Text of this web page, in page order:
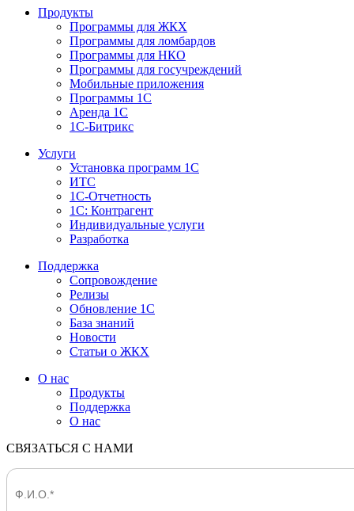
Продукты
Программы для ЖКХ
Программы для ломбардов
Программы для НКО
Программы для госучреждений
Мобильные приложения
Программы 1С
Аренда 1С
1С-Битрикс
Услуги
Установка программ 1С
ИТС
1С-Отчетность
1С: Контрагент
Индивидуальные услуги
Разработка
Поддержка
Сопровождение
Релизы
Обновление 1С
База знаний
Новости
Статьи о ЖКХ
О нас
Продукты
Поддержка
О нас
СВЯЗАТЬСЯ С НАМИ